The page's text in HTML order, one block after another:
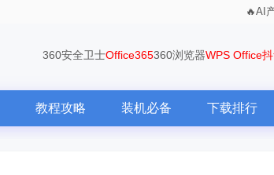
AI
360安全卫士Office365360浏览器WPS Office
教程攻略 装机必备 下载排行